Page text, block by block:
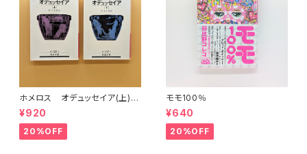
ホメロス オデュッセイア(上)
(下) （岩波文庫）
¥920
20%OFF
モモ100％
¥640
20%OFF